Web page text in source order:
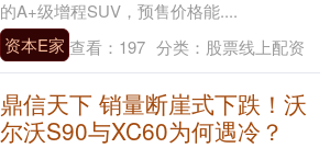
的A+级增程SUV，预售价格能....
资本E家 查看： 197 分类： 股票线上配资
鼎信天下 销量断崖式下跌！沃
尔沃S90与XC60为何遇冷？